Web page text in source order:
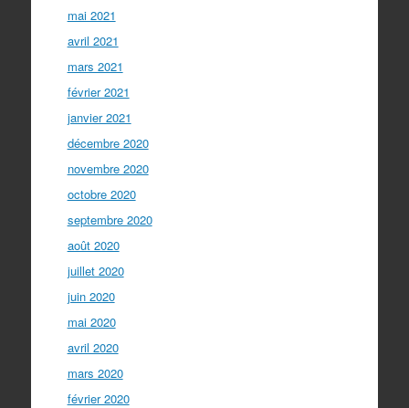
mai 2021
avril 2021
mars 2021
février 2021
janvier 2021
décembre 2020
novembre 2020
octobre 2020
septembre 2020
août 2020
juillet 2020
juin 2020
mai 2020
avril 2020
mars 2020
février 2020